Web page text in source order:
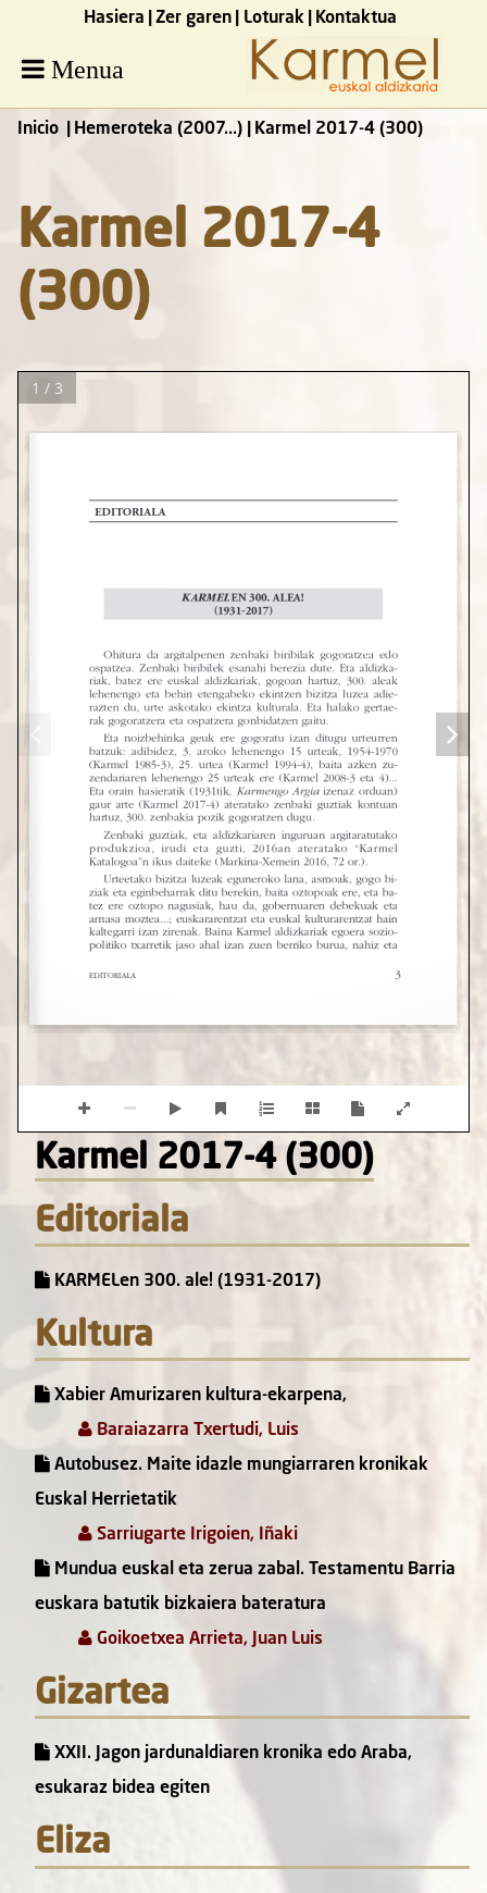
Hasiera Zer garen Loturak Kontaktua
Menua
Inicio Hemeroteka (2007...) Karmel 2017-4 (300)
Karmel 2017-4
(300)
1 / 3
Karmel 2017-4 (300)
Editoriala
KARMELen 300. ale! (1931-2017)
Kultura
Xabier Amurizaren kultura-ekarpena,
Baraiazarra Txertudi, Luis
Autobusez. Maite idazle mungiarraren kronikak
Euskal Herrietatik
Sarriugarte Irigoien, Iñaki
Mundua euskal eta zerua zabal. Testamentu Barria
euskara batutik bizkaiera bateratura
Goikoetxea Arrieta, Juan Luis
Gizartea
XXII. Jagon jardunaldiaren kronika edo Araba,
esukaraz bidea egiten
Eliza